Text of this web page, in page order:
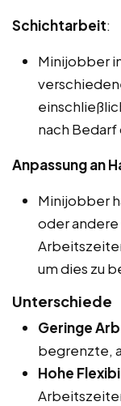
Schichtarbeit:
Minijobber
nach Bedarf
Anpassung an
Minijobber
oder
um dies zu
Unterschiede
Geringe
begrenzte,
Hohe